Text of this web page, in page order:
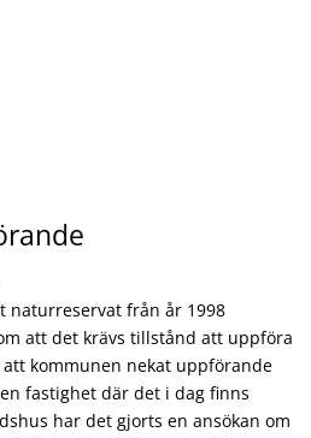
naturreservat från år 1998
att det krävs tillstånd att uppföra
kommunen nekat uppförande
fastighet där det i dag finns
har det gjorts en ansökan om